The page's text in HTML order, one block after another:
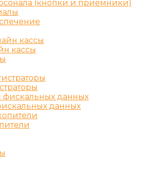
(кнопки и приемники)
кассы
данных